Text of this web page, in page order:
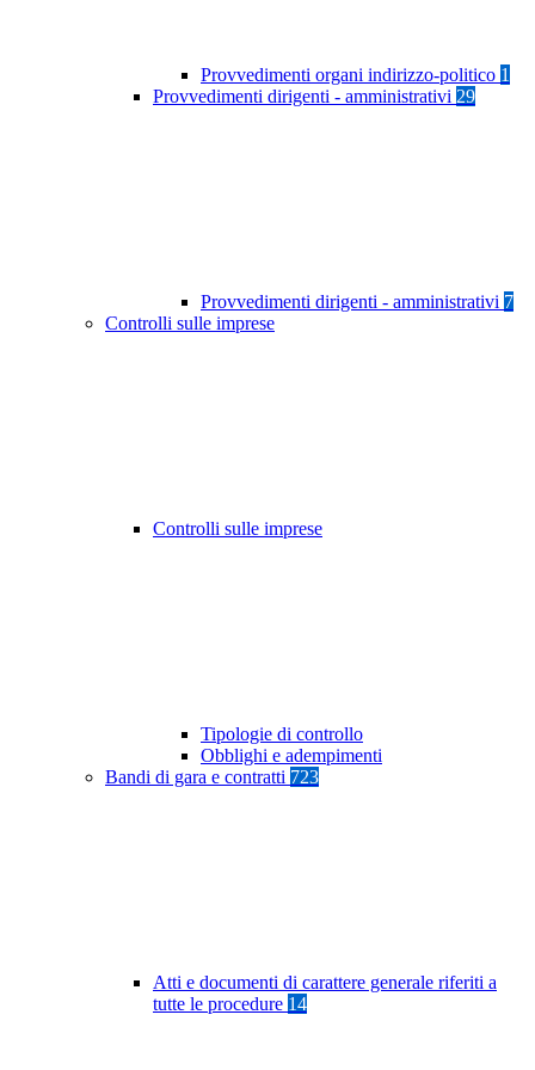
Provvedimenti organi indirizzo-politico 1
Provvedimenti dirigenti - amministrativi 29
Provvedimenti dirigenti - amministrativi 7
Controlli sulle imprese
Controlli sulle imprese
Tipologie di controllo
Obblighi e adempimenti
Bandi di gara e contratti 723
Atti e documenti di carattere generale riferiti a
tutte le procedure 14